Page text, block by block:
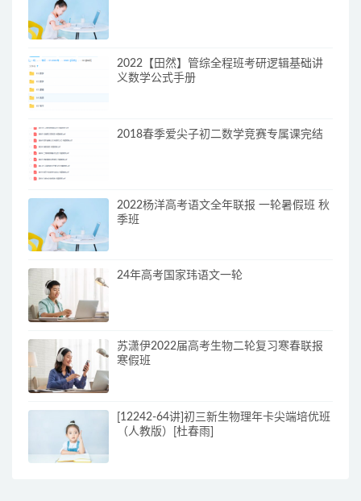
2022【田然】管综全程班考研逻辑基础讲
义数学公式手册
2018春季爱尖子初二数学竞赛专属课完结
2022杨洋高考语文全年联报 一轮暑假班 秋
季班
24年高考国家玮语文一轮
苏潇伊2022届高考生物二轮复习寒春联报
寒假班
[12242-64讲]初三新生物理年卡尖端培优班
（人教版）[杜春雨]